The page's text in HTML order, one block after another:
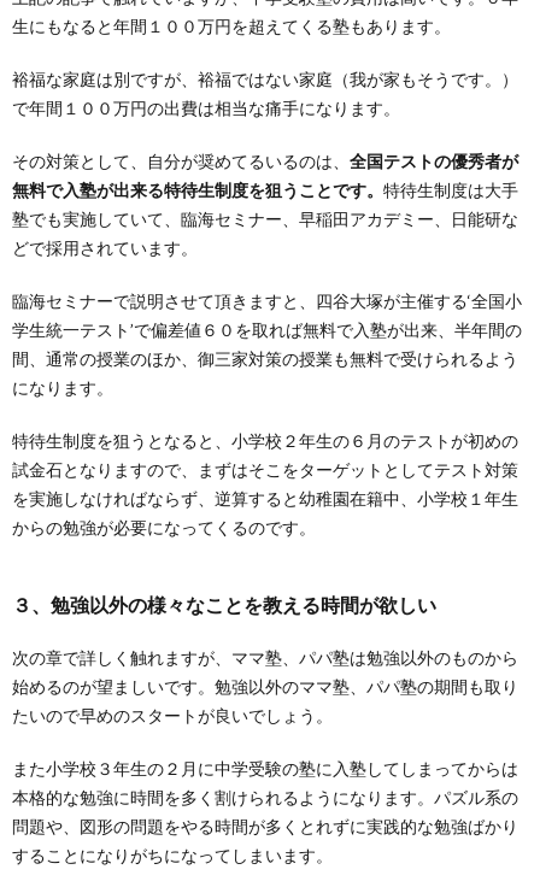
生にもなると年間１００万円を超えてくる塾もあります。
裕福な家庭は別ですが、裕福ではない家庭（我が家もそうです。）
で年間１００万円の出費は相当な痛手になります。
その対策として、自分が奨めてるいるのは、 全国テストの優秀者が
無料で入塾が出来る特待生制度を狙うことです。 特待生制度は大手
塾でも実施していて、臨海セミナー、早稲田アカデミー、日能研な
どで採用されています。
臨海セミナーで説明させて頂きますと、四谷大塚が主催する‘全国小
学生統一テスト’で偏差値６０を取れば無料で入塾が出来、半年間の
間、通常の授業のほか、御三家対策の授業も無料で受けられるよう
になります。
特待生制度を狙うとなると、小学校２年生の６月のテストが初めの
試金石となりますので、まずはそこをターゲットとしてテスト対策
を実施しなければならず、逆算すると幼稚園在籍中、小学校１年生
からの勉強が必要になってくるのです。
３、勉強以外の様々なことを教える時間が欲しい
次の章で詳しく触れますが、ママ塾、パパ塾は勉強以外のものから
始めるのが望ましいです。勉強以外のママ塾、パパ塾の期間も取り
たいので早めのスタートが良いでしょう。
また小学校３年生の２月に中学受験の塾に入塾してしまってからは
本格的な勉強に時間を多く割けられるようになります。パズル系の
問題や、図形の問題をやる時間が多くとれずに実践的な勉強ばかり
することになりがちになってしまいます。